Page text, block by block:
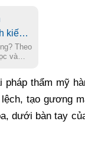
kiến
Theo
và
ngoặt
mạo,
và giải
sở hữu
tú giúp
tạo
pháp thẩm mỹ
tạo gương
dưới bàn tay